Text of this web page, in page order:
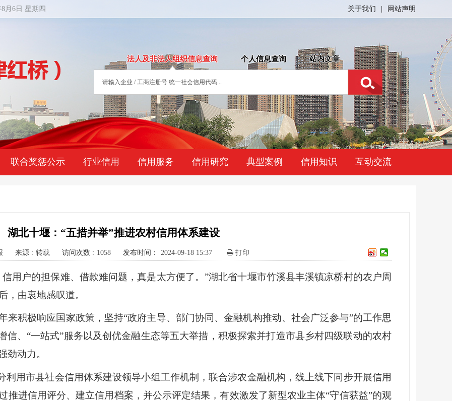
8月6日 星期四 关于我们 网站声明
法人及非法人组织信息查询 个人信息查询 站内文章
联合奖惩公示 行业信用 信用服务 信用研究 典型案例 信用知识 互动交流
湖北十堰：“五措并举”推进农村信用体系建设
来源 : 转载 访问次数 : 1058 发布时间： 2024-09-18 15:37 打印
用户的担保难、借款难问题，真是太方便了。”湖北省十堰市竹溪县丰溪镇凉桥村的农户周
，由衷地感叹道。
来积极响应国家政策，坚持“政府主导、部门协同、金融机构推动、社会广泛参与”的工作思
信、“一站式”服务以及创优金融生态等五大举措，积极探索并打造市县乡村四级联动的农村
劲动力。
利用市县社会信用体系建设领导小组工作机制，联合涉农金融机构，线上线下同步开展信用
推进信用评分、建立信用档案，并公示评定结果，有效激发了新型农业主体“守信获益”的观